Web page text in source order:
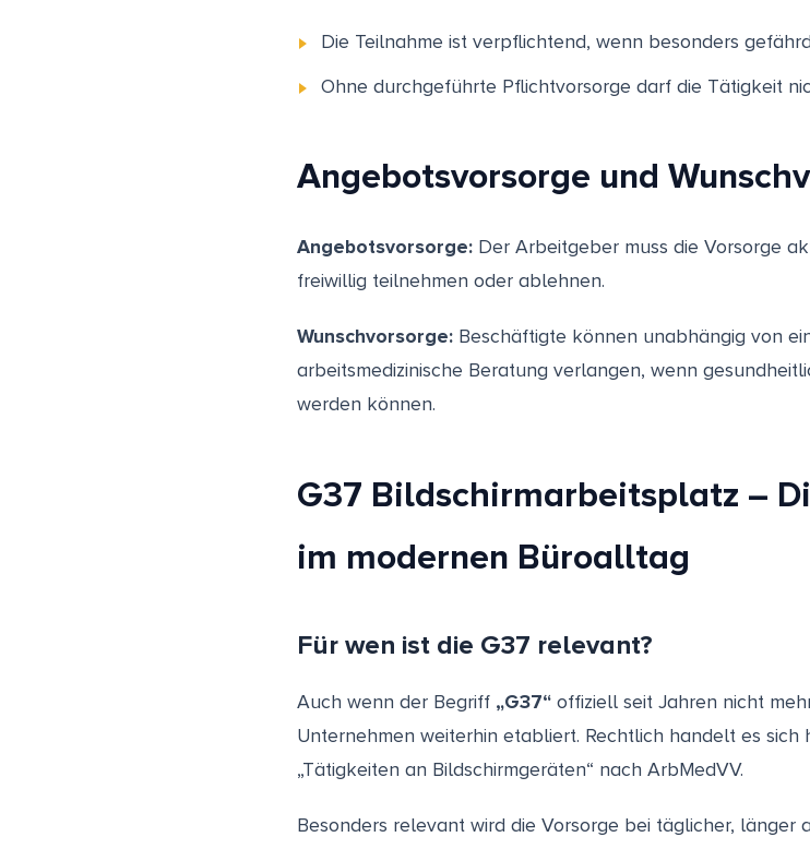
Die Teilnahme ist verpflichtend, wenn besonders
Ohne durchgeführte Pflichtvorsorge darf die Tätigkeit
Angebotsvorsorge und
Angebotsvorsorge: Der Arbeitgeber muss die Vorsorge
freiwillig teilnehmen oder ablehnen.
Wunschvorsorge: Beschäftigte können unabhängig von
arbeitsmedizinische Beratung verlangen, wenn
werden können.
G37 Bildschirmarbeitsplatz –
im modernen Büroalltag
Für wen ist die G37 relevant?
Auch wenn der Begriff „G37“ offiziell seit Jahren nicht
Unternehmen weiterhin etabliert. Rechtlich handelt es
„Tätigkeiten an Bildschirmgeräten“ nach ArbMedVV.
Besonders relevant wird die Vorsorge bei täglicher, länger